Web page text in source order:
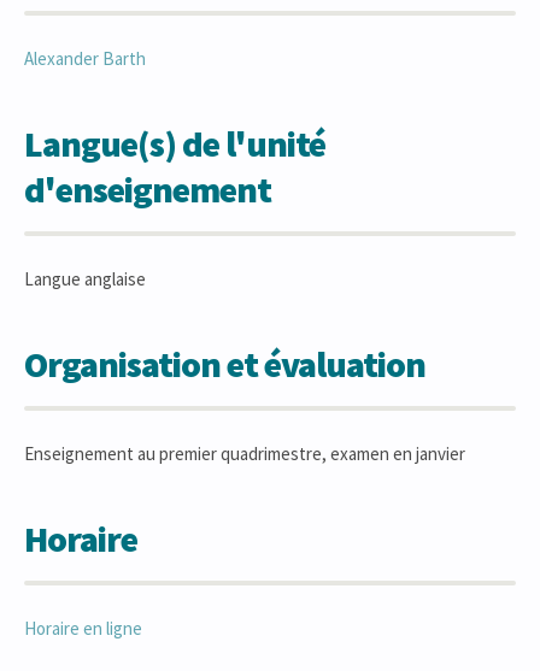
Alexander Barth
Langue(s) de l'unité
d'enseignement
Langue anglaise
Organisation et évaluation
Enseignement au premier quadrimestre, examen en janvier
Horaire
Horaire en ligne